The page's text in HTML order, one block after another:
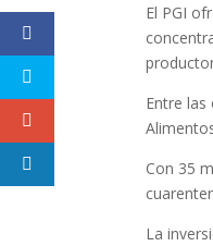
El PGI
Entre las
Con 35
La